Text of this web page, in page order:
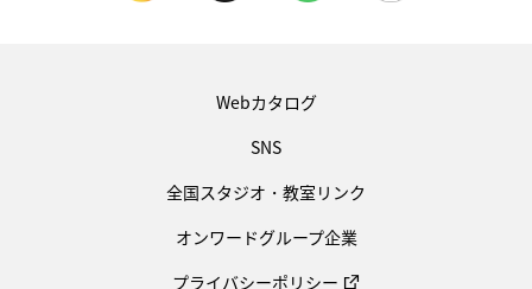
Webカタログ
SNS
全国スタジオ・教室リンク
オンワードグループ企業
プライバシーポリシー